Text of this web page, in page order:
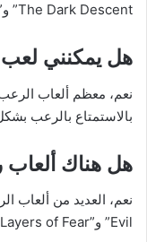
The Dark Descent” و”Outlast” و”Resident Evil” وغيرها.
هل يمكنني
نعم، معظم ألعاب
بالاستمتاع بالرعب
هل هناك ألعاب
Evil” و”Layers of Fear”.